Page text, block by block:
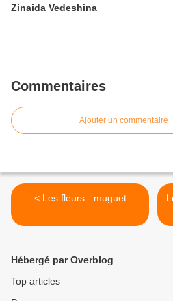
Zinaida Vedeshina
Commentaires
Ajouter un commentaire
< Les fleurs - muguet
Hébergé par Overblog
Top articles